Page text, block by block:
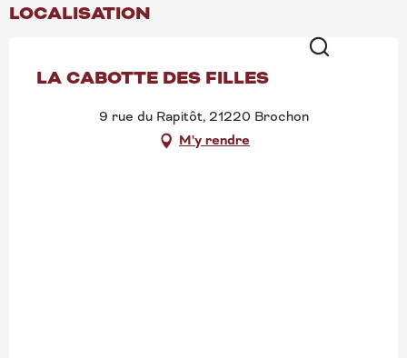
LOCALISATION
LA CABOTTE DES FILLES
9 rue du Rapitôt, 21220 Brochon
M'y rendre